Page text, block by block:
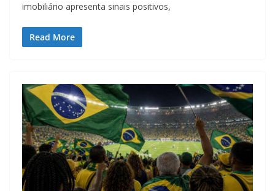
imobiliário apresenta sinais positivos,
Read More